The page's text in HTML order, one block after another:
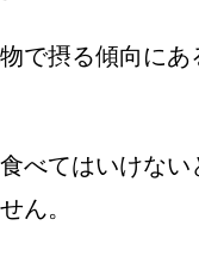
で摂る傾向に
べてはいけな
ん。